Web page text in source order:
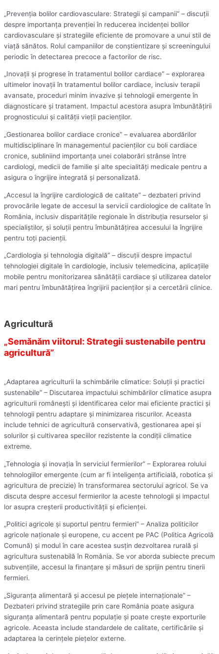
„Prevenția bolilor cardiovasculare: Strategii și campanii” – discuții
despre importanța prevenției în reducerea incidenței bolilor
cardiovasculare și strategiile eficiente de promovare a unui stil de
viață sănătos. Rolul campaniilor de conștientizare și screeningului
periodic în detectarea precoce a factorilor de risc.
„Inovații și progrese în tratamentul bolilor cardiace” – explorarea
ultimelor inovații în tratamentul bolilor cardiace, inclusiv terapii
avansate, proceduri minim invazive și tehnologii emergente în
diagnosticare și tratament. Impactul acestora asupra îmbunătățirii
prognosticului și calității vieții pacienților.
„Gestionarea bolilor cardiace cronice” – evaluarea abordărilor
multidisciplinare în managementul pacienților cu boli cardiace
cronice, subliniind importanța unei colaborări strânse între
cardiologi, medicii de familie și alte specialități medicale pentru a
asigura o îngrijire integrată și personalizată.
„Accesul la îngrijire cardiologică de calitate” – dezbateri privind
provocările legate de accesul la servicii cardiologice de calitate în
România, inclusiv disparitățile regionale în distribuția resurselor și
specialiștilor, și soluții pentru îmbunătățirea accesului la îngrijire
pentru toți pacienții.
„Cardiologia și tehnologia digitală” – discuții despre impactul
tehnologiei digitale în cardiologie, inclusiv telemedicina, aplicațiile
mobile pentru monitorizarea sănătății cardiace și utilizarea datelor
mari pentru îmbunătățirea îngrijirii pacienților și a cercetării clinice.
Agricultură
„Semănăm viitorul: Strategii sustenabile pentru
agricultură”
„Adaptarea agriculturii la schimbările climatice: Soluții și practici
sustenabile” – Discutarea impactului schimbărilor climatice asupra
agriculturii românești și identificarea celor mai eficiente practici și
tehnologii pentru adaptare și minimizarea riscurilor. Aceasta
include tehnici de agricultură conservativă, gestionarea apei și
solurilor și cultivarea speciilor rezistente la condiții climatice
extreme.
„Tehnologia și inovația în serviciul fermierilor” – Explorarea rolului
tehnologiilor emergente (cum ar fi inteligența artificială, robotica și
agricultura de precizie) în transformarea sectorului agricol. Se va
discuta despre accesul fermierilor la aceste tehnologii și impactul
lor asupra creșterii productivității și eficienței.
„Politici agricole și suportul pentru fermieri” – Analiza politicilor
agricole naționale și europene, cu accent pe PAC (Politica Agricolă
Comună) și modul în care acestea susțin dezvoltarea rurală și
agricultura sustenabilă în România. Se vor aborda subiecte precum
subvențiile, accesul la finanțare și măsuri de sprijin pentru tinerii
fermieri.
„Siguranța alimentară și accesul pe piețele internaționale” –
Dezbateri privind strategiile prin care România poate asigura
siguranța alimentară pentru populație și poate crește exporturile
agricole. Aceasta include standardele de calitate, certificările și
adaptarea la cerințele piețelor externe.